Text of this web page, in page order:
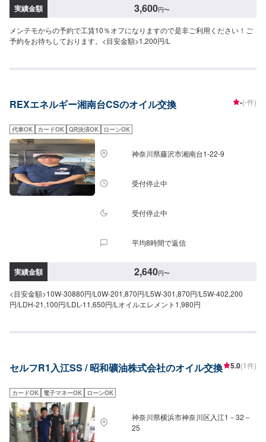
実績金額 3,600円〜
メンテモからの予約で工賃10％オフになりますので是非ご利用ください！ご
予約をお待ちしております。<目安金額>1,200円/L
REXエネルギー湘南台CSのオイル交換 -(-件)
代車OK カードOK QR決済OK ローンOK
神奈川県藤沢市湘南台1-22-9
受付停止中
受付停止中
平均8時間で返信
実績金額 2,640円〜
<目安金額>10W-30880円/L0W-201,870円/L5W-301,870円/L5W-402,200
円/LDH-21,100円/LDL-11,650円/Lオイルエレメント1,980円
セルフR1入江SS / 昭和礦油株式会社のオイル交換 5.0(1件)
カードOK 電子マネーOK ローンOK
神奈川県横浜市神奈川区入江1－32－
25